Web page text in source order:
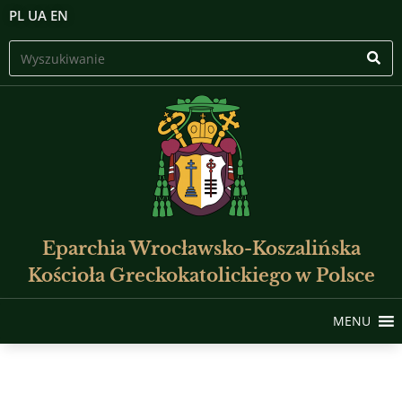
PL UA EN
Eparchia Wrocławsko-Koszalińska
Kościoła Greckokatolickiego w Polsce
MENU